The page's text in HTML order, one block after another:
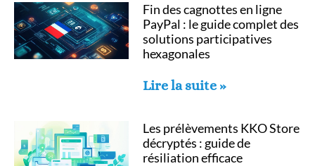
Fin des cagnottes en ligne
PayPal : le guide complet des
solutions participatives
hexagonales
Lire la suite »
Les prélèvements KKO Store
décryptés : guide de
résiliation efficace